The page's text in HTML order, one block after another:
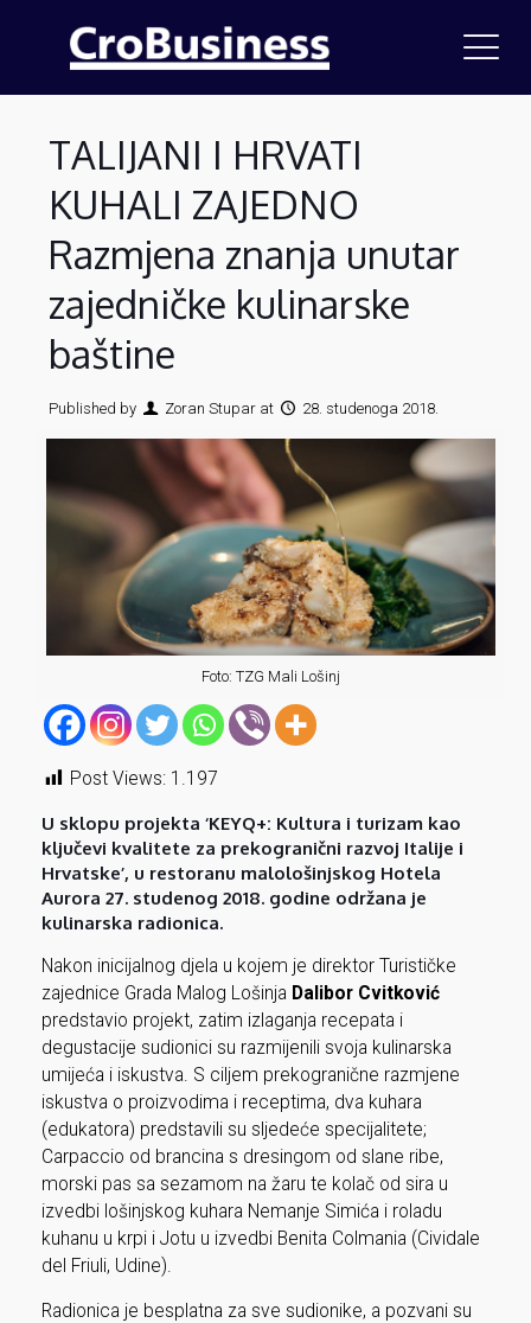
TALIJANI I HRVATI
KUHALI ZAJEDNO
Razmjena znanja unutar
zajedničke kulinarske
baštine
Published by Zoran Stupar at 28. studenoga 2018.
Foto: TZG Mali Lošinj
Post Views: 1.197
U sklopu projekta ‘KEYQ+: Kultura i turizam kao
ključevi kvalitete za prekogranični razvoj Italije i
Hrvatske’, u restoranu malološinjskog Hotela
Aurora 27. studenog 2018. godine održana je
kulinarska radionica.
Nakon inicijalnog djela u kojem je direktor Turističke
zajednice Grada Malog Lošinja Dalibor Cvitković
predstavio projekt, zatim izlaganja recepata i
degustacije sudionici su razmijenili svoja kulinarska
umijeća i iskustva. S ciljem prekogranične razmjene
iskustva o proizvodima i receptima, dva kuhara
(edukatora) predstavili su sljedeće specijalitete;
Carpaccio od brancina s dresingom od slane ribe,
morski pas sa sezamom na žaru te kolač od sira u
izvedbi lošinjskog kuhara Nemanje Simića i roladu
kuhanu u krpi i Jotu u izvedbi Benita Colmania (Cividale
del Friuli, Udine).
Radionica je besplatna za sve sudionike, a pozvani su